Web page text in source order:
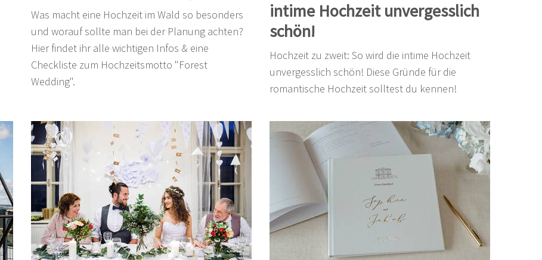
Was macht eine Hochzeit im Wald so besonders
und worauf sollte man bei der Planung achten?
Hier findet ihr alle wichtigen Infos & eine
Checkliste zum Hochzeitsmotto "Forest
Wedding".
intime Hochzeit unvergesslich
schön!
Hochzeit zu zweit: So wird die intime Hochzeit
unvergesslich schön! Diese Gründe für die
romantische Hochzeit solltest du kennen!